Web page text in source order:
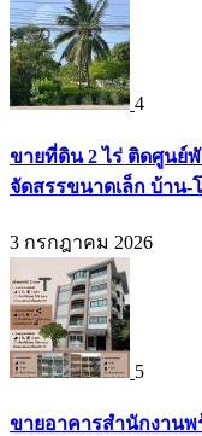
4
ขายที่ดิน 2 ไร่ ติดศูนย์
จัดสรรขนาดเล็ก บ้าน-โ
3 กรกฎาคม 2026
5
ขายอาคารสำนักงาน